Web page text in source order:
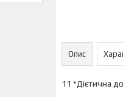
Опис
11 *Дієтична